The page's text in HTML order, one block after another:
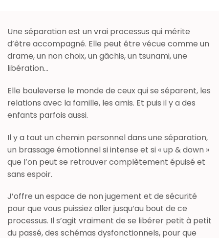
Une séparation est un vrai processus qui mérite
d’être accompagné. Elle peut être vécue comme un
drame, un non choix, un gâchis, un tsunami, une
libération…
Elle bouleverse le monde de ceux qui se séparent, les
relations avec la famille, les amis. Et puis il y a des
enfants parfois aussi.
Il y a tout un chemin personnel dans une séparation,
un brassage émotionnel si intense et si « up & down »
que l’on peut se retrouver complètement épuisé et
sans espoir.
J’offre un espace de non jugement et de sécurité
pour que vous puissiez aller jusqu’au bout de ce
processus. Il s’agit vraiment de se libérer petit à petit
du passé, des schémas dysfonctionnels, pour que